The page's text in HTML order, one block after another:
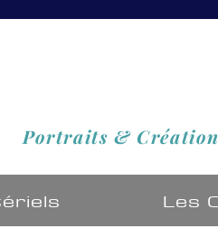
Portraits &
Les